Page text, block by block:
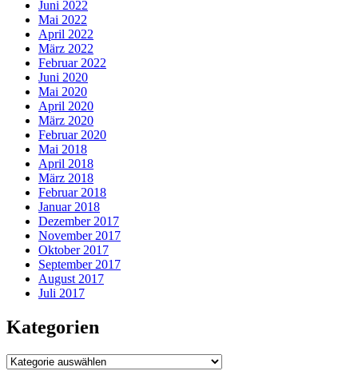
Juni 2022
Mai 2022
April 2022
März 2022
Februar 2022
Juni 2020
Mai 2020
April 2020
März 2020
Februar 2020
Mai 2018
April 2018
März 2018
Februar 2018
Januar 2018
Dezember 2017
November 2017
Oktober 2017
September 2017
August 2017
Juli 2017
Kategorien
Kategorien